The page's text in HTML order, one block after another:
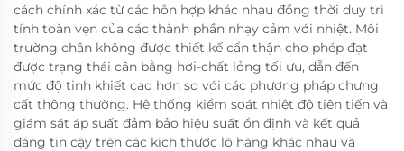
cách chính xác từ các hỗn hợp khác nhau đồng thời duy trì
tính toàn vẹn của các thành phần nhạy cảm với nhiệt. Môi
trường chân không được thiết kế cẩn thận cho phép đạt
được trạng thái cân bằng hơi-chất lỏng tối ưu, dẫn đến
mức độ tinh khiết cao hơn so với các phương pháp chưng
cất thông thường. Hệ thống kiểm soát nhiệt độ tiên tiến và
giám sát áp suất đảm bảo hiệu suất ổn định và kết quả
đáng tin cậy trên các kích thước lô hàng khác nhau và